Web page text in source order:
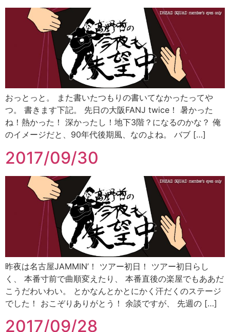
おっとっと。 また書いたつもりの書いてなかったってや
つ。 書きます下記。 先日の大阪FANJ twice！ 暑かった
ね！熱かった！ 深かったし！地下3階？になるのかな？ 俺
のイメージだと、90年代後期風、なのよね。 バブ […]
2017/09/30
昨夜は名古屋JAMMIN’！ ツアー初日！ ツアー初日らし
く、 本番寸前で曲順変えたり、 本番直後の楽屋でもああだ
こうだわいわい。 とかなんとかとにかく汗だくのステージ
でした！ おこぞりありがとう！ 余談ですが、 先週の […]
2017/09/28